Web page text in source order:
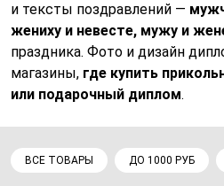
и тексты поздравлений —
жениху и невесте, мужу и
праздника. Фото и дизайн
магазины, где купить
или подарочный диплом.
ВСЕ ТОВАРЫ ДО 1000 РУБ